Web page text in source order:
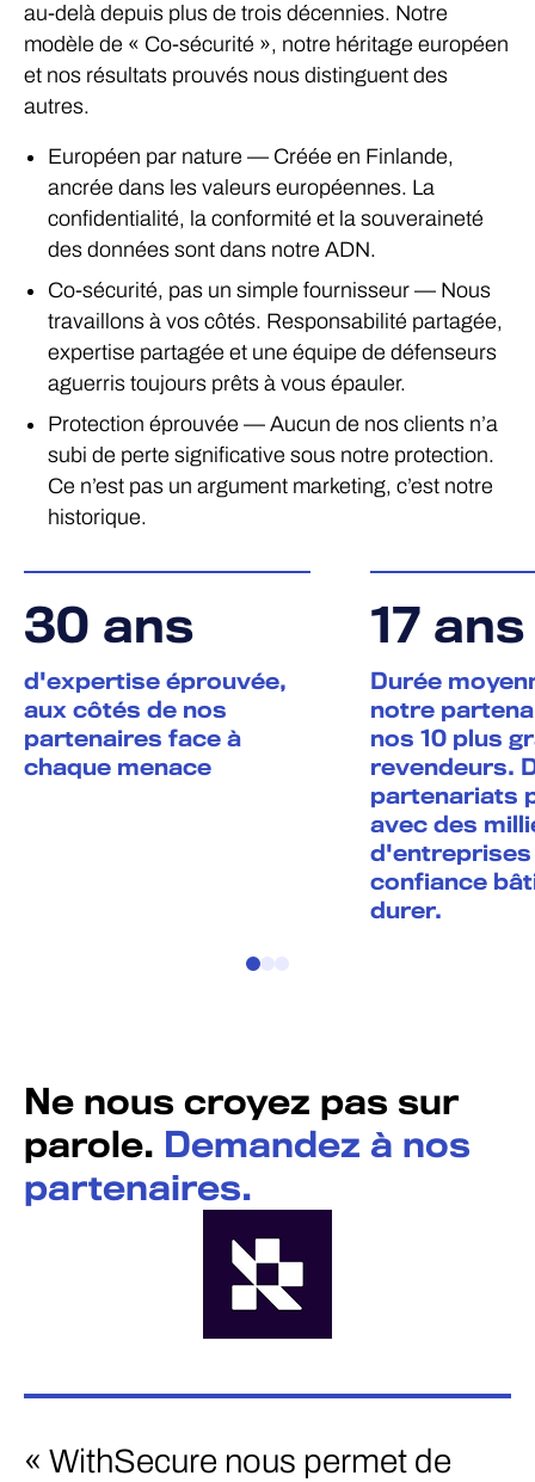
au-delà depuis plus de trois décennies. Notre
modèle de « Co-sécurité », notre héritage européen
et nos résultats prouvés nous distinguent des
autres.
Européen par nature — Créée en Finlande,
ancrée dans les valeurs européennes. La
confidentialité, la conformité et la souveraineté
des données sont dans notre ADN.
Co-sécurité, pas un simple fournisseur — Nous
travaillons à vos côtés. Responsabilité partagée,
expertise partagée et une équipe de défenseurs
aguerris toujours prêts à vous épauler.
Protection éprouvée — Aucun de nos clients n’a
subi de perte significative sous notre protection.
Ce n’est pas un argument marketing, c’est notre
historique.
30 ans
d'expertise éprouvée,
aux côtés de nos
partenaires face à
chaque menace
17 ans
Durée
notre
nos 10 plus
revendeurs.
partenariats
avec des
d'entreprises
confiance
durer.
Ne nous croyez pas sur
parole. Demandez à nos
partenaires.
« WithSecure nous permet de